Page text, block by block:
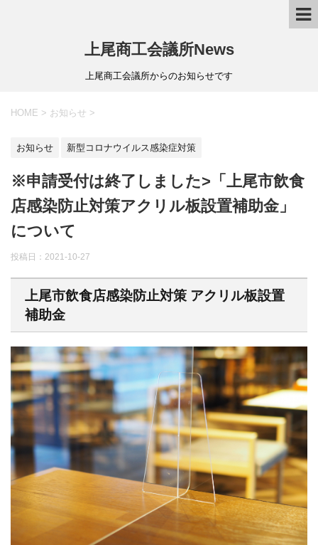
上尾商工会議所News
上尾商工会議所からのお知らせです
HOME > お知らせ >
お知らせ 新型コロナウイルス感染症対策
※申請受付は終了しました>「上尾市飲食
店感染防止対策アクリル板設置補助金」
について
投稿日： 2021-10-27
上尾市飲食店感染防止対策 アクリル板設置
補助金